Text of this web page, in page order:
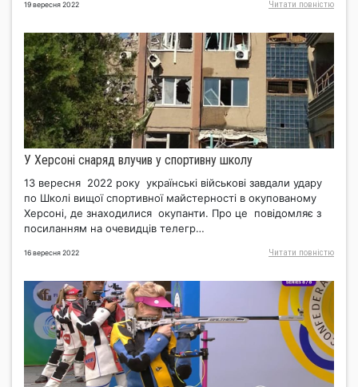
19 вересня 2022 Читати повнiстю
У Херсоні снаряд влучив у спортивну школу
13 вересня 2022 року українські військові завдали удару
по Школі вищої спортивної майстерності в окупованому
Херсоні, де знаходилися окупанти. Про це повідомляє з
посиланням на очевидців телегр…
16 вересня 2022 Читати повнiстю